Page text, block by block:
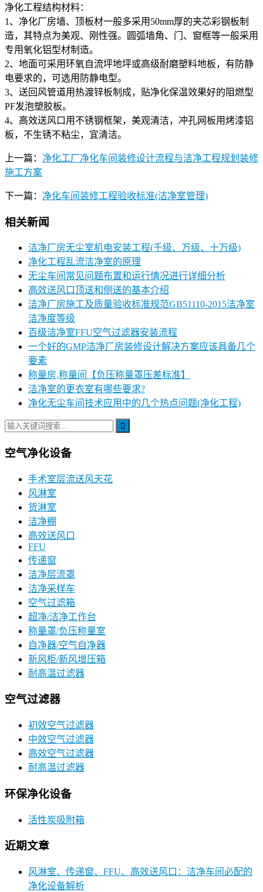
净化工程结构材料：
1、净化厂房墙、顶板材一般多采用50mm厚的夹芯彩钢板制
造，其特点为美观、刚性强。圆弧墙角、门、窗框等一般采用
专用氧化铝型材制造。
2、地面可采用环氧自流坪地坪或高级耐磨塑料地板，有防静
电要求的，可选用防静电型。
3、送回风管道用热渡锌板制成，贴净化保温效果好的阻燃型
PF发泡塑胶板。
4、高效送风口用不锈钢框架，美观清洁，冲孔网板用烤漆铝
板，不生锈不粘尘，宜清洁。
上一篇： 净化工厂净化车间装修设计流程与洁净工程规划装修
施工方案
下一篇： 净化车间装修工程验收标准(洁净室管理)
相关新闻
洁净厂房无尘室机电安装工程(千级、万级、十万级)
净化工程乱流洁净室的原理
无尘车间常见问题布置和运行情况进行详细分析
高效送风口顶送和侧送的基本介绍
洁净厂房施工及质量验收标准规范GB51110-2015洁净室
洁净度等级
百级洁净室FFU空气过滤器安装流程
一个好的GMP洁净厂房装修设计解决方案应该具备几个
要素
称量房,称量间【负压称量罩压差标准】
洁净室的更衣室有哪些要求?
净化无尘车间技术应用中的几个热点问题(净化工程)
空气净化设备
手术室层流送风天花
风淋室
货淋室
洁净棚
高效送风口
FFU
传递窗
洁净层流罩
洁净采样车
空气过滤箱
超净/洁净工作台
称量罩/负压称量室
自净器/空气自净器
新风柜/新风增压箱
耐高温过滤器
空气过滤器
初效空气过滤器
中效空气过滤器
高效空气过滤器
耐高温过滤器
环保净化设备
活性炭吸附箱
近期文章
风淋室、传递窗、FFU、高效送风口：洁净车间必配的
净化设备解析